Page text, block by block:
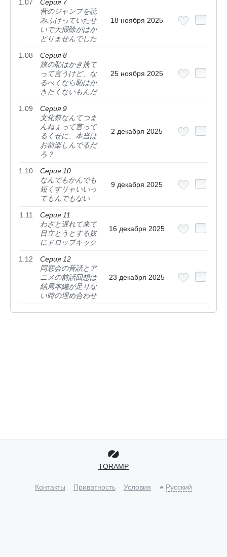
1.07
Серия 7
昔のジャンプを読
みふけっていたせ
いで大掃除がはか
どりませんでした
18 ноября 2025
1.08
Серия 8
旅の恥はかき捨て
って言うけど、な
るべくなら恥はか
きたくないもんだ
25 ноября 2025
1.09
Серия 9
文化祭なんてつま
んねぇって言って
るくせに、本当は
お前楽しんでるだ
ろ？
2 декабря 2025
1.10
Серия 10
なんでもかんでも
短くすリャいいっ
てもんでもない
9 декабря 2025
1.11
Серия 11
わざと遅れて来て
目立とうとする奴
にドロップキック
16 декабря 2025
1.12
Серия 12
同窓会の昔話とア
ニメの前話回想は
結局本編が足りな
い時の埋め合わせ
23 декабря 2025
TORAMP
Контакты Приватность Условия Русский